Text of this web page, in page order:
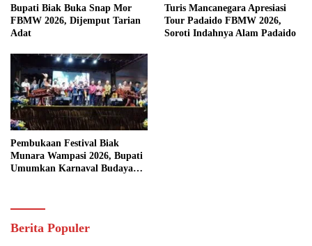
Bupati Biak Buka Snap Mor
FBMW 2026, Dijemput Tarian
Adat
Turis Mancanegara Apresiasi
Tour Padaido FBMW 2026,
Soroti Indahnya Alam Padaido
Pembukaan Festival Biak
Munara Wampasi 2026, Bupati
Umumkan Karnaval Budaya
Berita Populer